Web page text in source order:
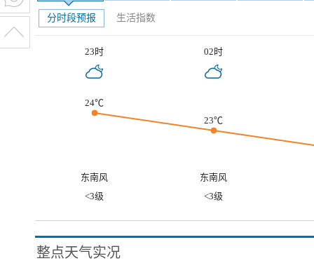
分时段预报 生活指数
23时 02时
24℃
23℃
东南风
东南风
<3级
<3级
整点天气实况